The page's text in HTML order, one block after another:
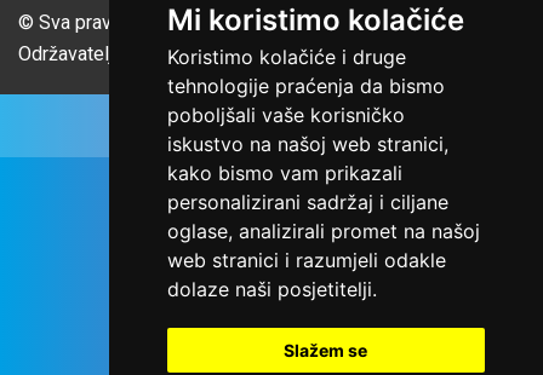
Mi koristimo kolačiće
Koristimo kolačiće i druge
tehnologije praćenja da bismo
poboljšali vaše korisničko
iskustvo na našoj web stranici,
kako bismo vam prikazali
personalizirani sadržaj i ciljane
oglase, analizirali promet na našoj
web stranici i razumjeli odakle
dolaze naši posjetitelji.
Slažem se
© Sva prava pridržana Udruga Ime dobrote
Održavatelj Netcom d.o.o., Riva 6, Rijeka